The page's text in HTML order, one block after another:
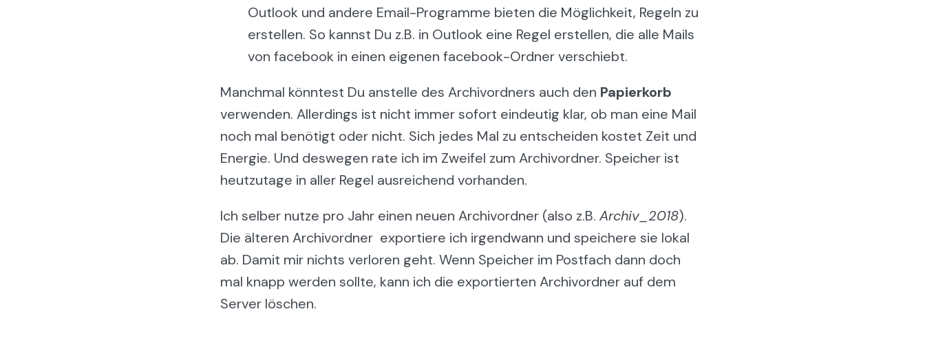
Outlook und andere Email-Programme bieten die Möglichkeit, Regeln zu
erstellen. So kannst Du z.B. in Outlook eine Regel erstellen, die alle Mails
von facebook in einen eigenen facebook-Ordner verschiebt.
Manchmal könntest Du anstelle des Archivordners auch den Papierkorb
verwenden. Allerdings ist nicht immer sofort eindeutig klar, ob man eine Mail
noch mal benötigt oder nicht. Sich jedes Mal zu entscheiden kostet Zeit und
Energie. Und deswegen rate ich im Zweifel zum Archivordner. Speicher ist
heutzutage in aller Regel ausreichend vorhanden.
Ich selber nutze pro Jahr einen neuen Archivordner (also z.B. Archiv_2018).
Die älteren Archivordner exportiere ich irgendwann und speichere sie lokal
ab. Damit mir nichts verloren geht. Wenn Speicher im Postfach dann doch
mal knapp werden sollte, kann ich die exportierten Archivordner auf dem
Server löschen.